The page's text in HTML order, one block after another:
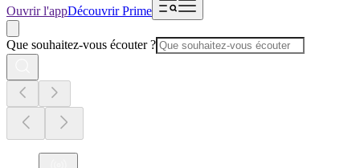
Ouvrir l'appDécouvrir Prime
Que souhaitez-vous écouter ?